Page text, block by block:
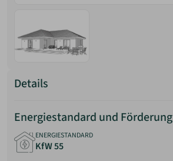
Details
Energiestandard und Förderung
ENERGIESTANDARD
KfW 55